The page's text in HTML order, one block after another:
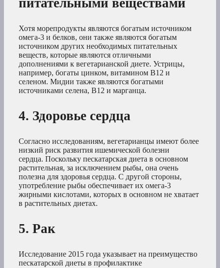
Хотя морепродукты являются богатым источником
омега-3 и белков, они также являются богатым
источником других необходимых питательных
веществ, которые являются отличными
дополнениями к вегетарианской диете. Устрицы,
например, богаты цинком, витамином В12 и
селеном. Мидии также являются богатыми
источниками селена, В12 и марганца.
4. Здоровье сердца
Согласно исследованиям, вегетарианцы имеют более
низкий риск развития ишемической болезни
сердца. Поскольку пескатарская диета в основном
растительная, за исключением рыбы, она очень
полезна для здоровья сердца. С другой стороны,
употребление рыбы обеспечивает их омега-3
жирными кислотами, которых в основном не хватает
в растительных диетах.
5. Рак
Исследование 2015 года указывает на преимущество
пескатарской диеты в профилактике